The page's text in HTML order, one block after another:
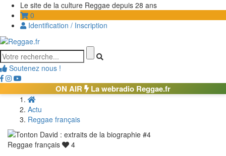
Le site de la culture Reggae depuis 28 ans
0
Identification / Inscription
Soutenez nous !
ON AIR La webradio Reggae.fr
Actu
Reggae français
Reggae français 4